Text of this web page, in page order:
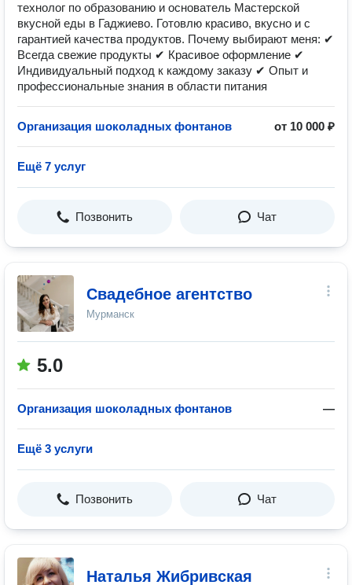
технолог по образованию и основатель Мастерской
вкусной еды в Гаджиево. Готовлю красиво, вкусно и с
гарантией качества продуктов. Почему выбирают меня: ✔
Всегда свежие продукты ✔ Красивое оформление ✔
Индивидуальный подход к каждому заказу ✔ Опыт и
профессиональные знания в области питания
Организация шоколадных фонтанов от 10 000 ₽
Ещё 7 услуг
Позвонить Чат
Свадебное агентство
Мурманск
5.0
Организация шоколадных фонтанов —
Ещё 3 услуги
Позвонить Чат
Наталья Жибривская